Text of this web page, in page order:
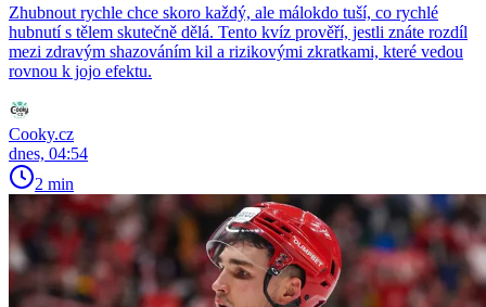
Zhubnout rychle chce skoro každý, ale málokdo tuší, co rychlé
hubnutí s tělem skutečně dělá. Tento kvíz prověří, jestli znáte rozdíl
mezi zdravým shazováním kil a rizikovými zkratkami, které vedou
rovnou k jojo efektu.
Cooky.cz
dnes, 04:54
2 min